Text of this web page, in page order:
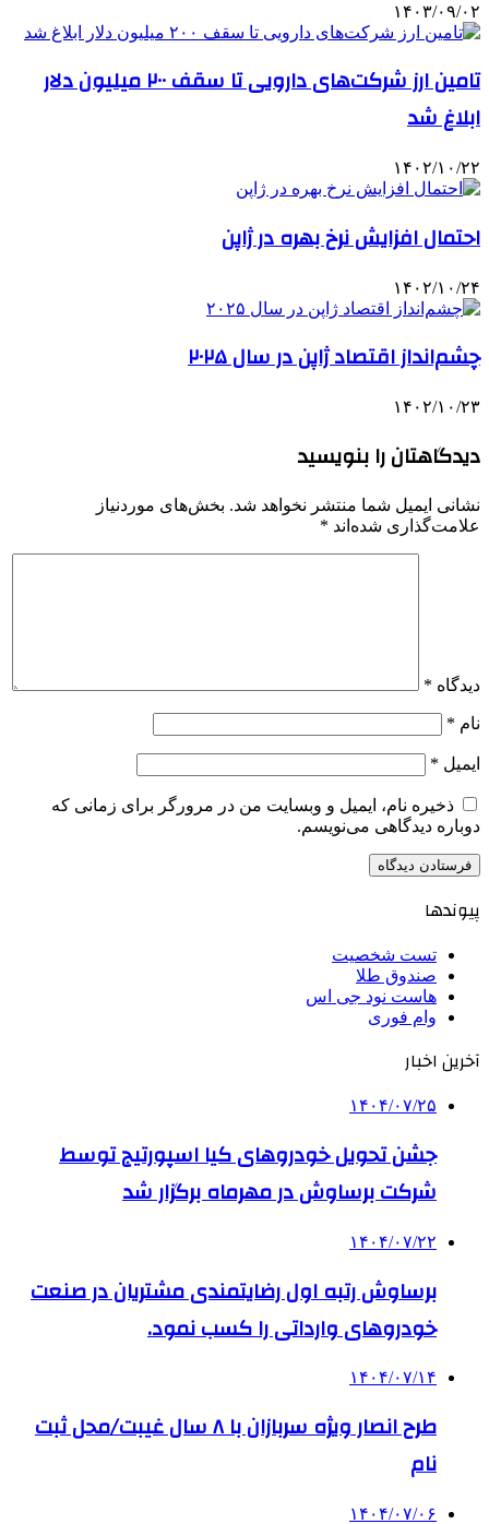
۱۴۰۳/۰۹/۰۲
تامین ارز شرکت‌های دارویی تا سقف ۲۰۰ میلیون دلار
ابلاغ شد
۱۴۰۲/۱۰/۲۲
احتمال افزایش نرخ بهره در ژاپن
۱۴۰۲/۱۰/۲۴
چشم‌انداز اقتصاد ژاپن در سال ۲۰۲۵
۱۴۰۲/۱۰/۲۳
دیدگاهتان را بنویسید
نشانی ایمیل شما منتشر نخواهد شد. بخش‌های موردنیاز
علامت‌گذاری شده‌اند *
دیدگاه *
نام *
ایمیل *
ذخیره نام، ایمیل و وبسایت من در مرورگر برای زمانی که
دوباره دیدگاهی می‌نویسم.
پیوندها
تست شخصیت
صندوق طلا
هاست نود جی اس
وام فوری
آخرین اخبار
۱۴۰۴/۰۷/۲۵
جشن تحویل خودروهای کیا اسپورتیج توسط
شرکت برساوش در مهرماه برگزار شد
۱۴۰۴/۰۷/۲۲
برساوش رتبه اول رضایتمندی مشتریان در صنعت
خودروهای وارداتی را کسب نمود.
۱۴۰۴/۰۷/۱۴
طرح انصار ویژه سربازان با ۸ سال غیبت/محل ثبت
نام
۱۴۰۴/۰۷/۰۶